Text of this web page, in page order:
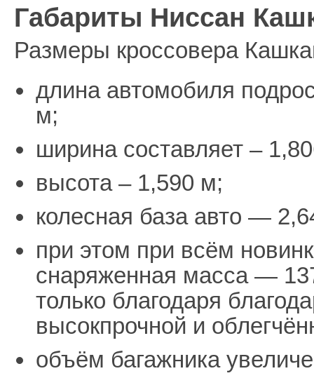
Габариты Ниссан
Размеры кроссовера
длина автомобиля
м;
ширина составляет –
высота – 1,590 м;
колесная база авто —
при этом при всём
снаряженная масса —
только благодаря
высокпрочной и
объём багажника